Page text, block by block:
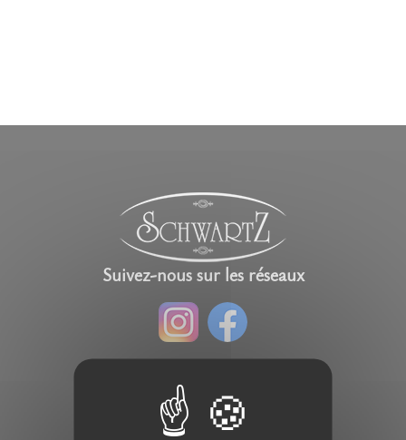
Suivez-nous sur les réseaux